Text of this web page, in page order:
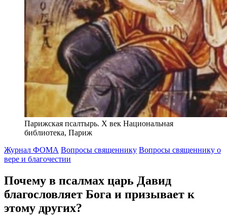
Парижская псалтырь. X век Национальная
библиотека, Париж
Журнал ФОМА Вопросы священнику Вопросы священнику о
вере и благочестии
Почему в псалмах царь Давид
благословляет Бога и призывает к
этому других?